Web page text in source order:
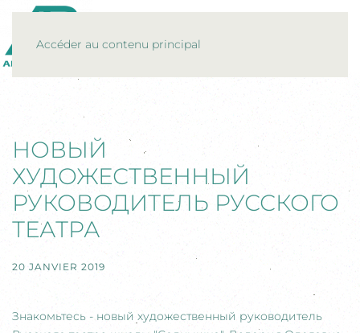
Accéder au contenu principal
НОВЫЙ
ХУДОЖЕСТВЕННЫЙ
РУКОВОДИТЕЛЬ РУССКОГО
ТЕАТРА
20 JANVIER 2019
Знакомьтесь - новый художественный руководитель